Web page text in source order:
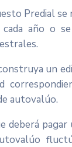
Predial
año o
un
autovalúo.
deberá